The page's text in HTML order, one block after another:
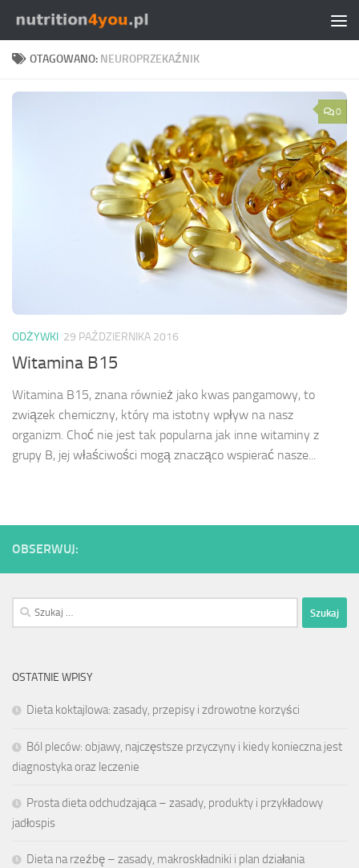
Przejdź do treści
OTAGOWANO: NEUROPRZEKAŹNIK
0
ODŻYWKI 29 PAŹDZIERNIKA 2016
Witamina B15
Witamina B15, znana również jako kwas pangamowy, to
związek chemiczny, który ma istotny wpływ na nasz
organizm. Choć nie jest tak popularna jak inne witaminy z
grupy B, jej właściwości mogą znacząco wspierać nasze...
OBSERWUJ:
Szukaj:
OSTATNIE WPISY
Dieta koktajlowa: zasady, przepisy i zdrowotne korzyści
Ból pleców: objawy, najczęstsze przyczyny i kiedy konieczna jest
diagnostyka oraz leczenie
Prosta dieta odchudzająca – zasady, produkty i przykładowy
jadłospis
Dieta na rzeźbę – zasady, makroskładniki i plan działania